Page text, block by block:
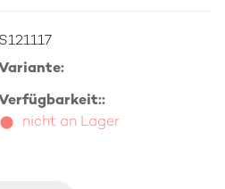
S121117
nicht an Lager